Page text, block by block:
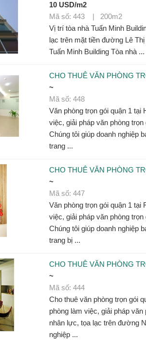
10 USD/m2
Mã số: 443 | 200m2
Vị trí tòa nhà Tuấn Minh
lạc trên mặt tiền đường Lê
Tuấn Minh Building Tòa nhà ...
CHO THUÊ VĂN PHÒNG
~
Mã số: 448
Văn phòng trọn gói quận 1 tại
việc, giải pháp văn phòng
Chúng tôi giúp doanh nghiệp
trang ...
CHO THUÊ VĂN PHÒNG
~
Mã số: 447
Văn phòng trọn gói quận 1 tại
việc, giải pháp văn phòng
Chúng tôi giúp doanh nghiệp
trang bị ...
CHO THUÊ VĂN PHÒNG
~
Mã số: 444
Cho thuê văn phòng trọn gói
phòng làm việc, giải pháp
nhân lực, tọa lạc trên đường
nghiệp ...